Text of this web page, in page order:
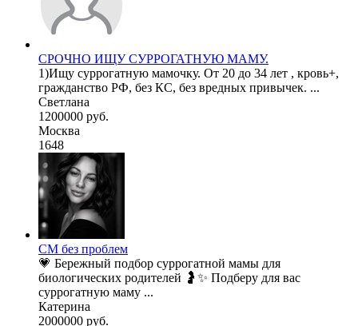
СРОЧНО ИЩУ СУРРОГАТНУЮ МАМУ.
1)Ищу суррогатную мамочку. От 20 до 34 лет , кровь+,
гражданство РФ, без КС, без вредных привычек. ...
Светлана
1200000 руб.
Москва
1648
СМ без проблем
💗 Бережный подбор суррогатной мамы для
биологических родителей 🤰✨ Подберу для вас
суррогатную маму ...
Катерина
2000000 руб.